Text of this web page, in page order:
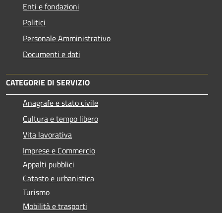
Enti e fondazioni
Politici
Personale Amministrativo
Documenti e dati
CATEGORIE DI SERVIZIO
Anagrafe e stato civile
Cultura e tempo libero
Vita lavorativa
Imprese e Commercio
Appalti pubblici
Catasto e urbanistica
Turismo
Mobilità e trasporti